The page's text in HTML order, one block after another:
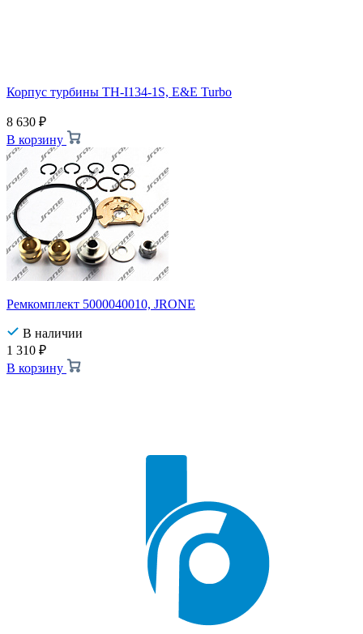
Корпус турбины TH-I134-1S, E&E Turbo
8 630 ₽
В корзину
Ремкомплект 5000040010, JRONE
В наличии
1 310 ₽
В корзину